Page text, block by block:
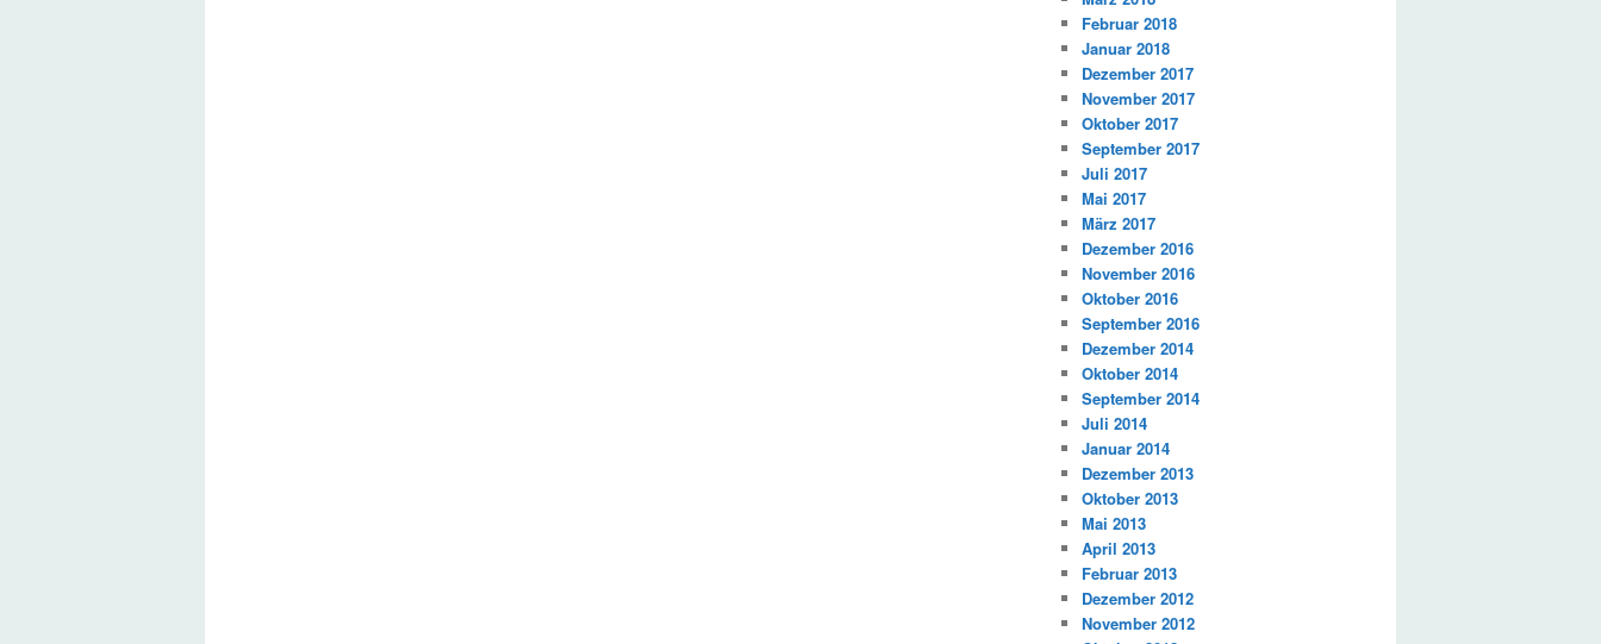
Februar 2018
Januar 2018
Dezember 2017
November 2017
Oktober 2017
September 2017
Juli 2017
Mai 2017
März 2017
Dezember 2016
November 2016
Oktober 2016
September 2016
Dezember 2014
Oktober 2014
September 2014
Juli 2014
Januar 2014
Dezember 2013
Oktober 2013
Mai 2013
April 2013
Februar 2013
Dezember 2012
November 2012